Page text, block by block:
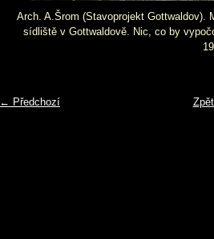
Arch. A.Šrom (Stavoprojekt Gottwaldov).
sídliště v Gottwaldově. Nic, co by
← Předchozí